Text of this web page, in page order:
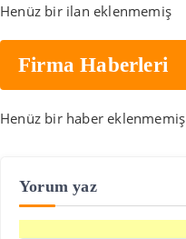
Henüz bir ilan eklenmemiş
Firma Haberleri
Henüz bir haber eklenmemiş
Yorum yaz